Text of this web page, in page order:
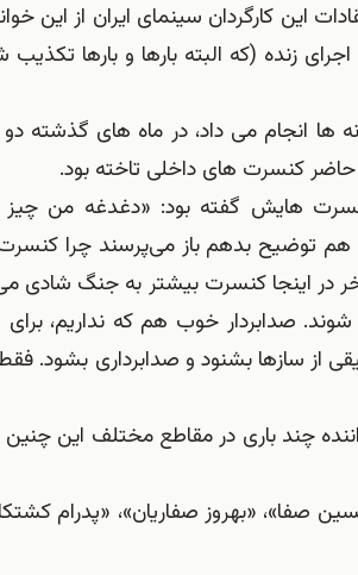
این کارگردان سینمای ایران از این
اجرای زنده (که البته بارها و بارها
انجام می داد، در ماه های گذشته
کنسرت های داخلی تاخته بود.
کنسرت هایش گفته بود: «دغدغه من
توضیح بدهم باز می‌پرسند چرا
در اینجا کنسرت بیشتر به جنگ شادی
صدابردار خوب هم که نداریم،
سازها بشنود و صدابرداری بشود. فقط
چند باری در مقاطع مختلف این
صفا»، «بهروز صفاریان»، «پدرام